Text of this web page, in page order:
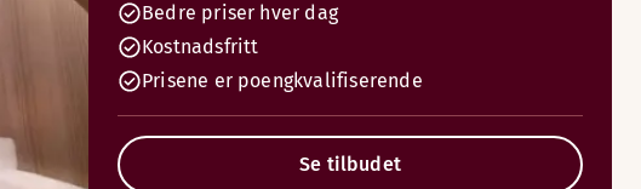
Bedre priser hver dag
Kostnadsfritt
Prisene er poengkvalifiserende
Se tilbudet